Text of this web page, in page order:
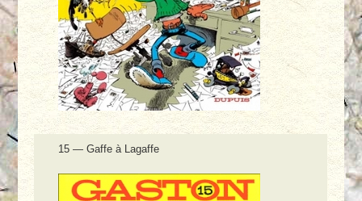
15 — Gaffe à Lagaffe